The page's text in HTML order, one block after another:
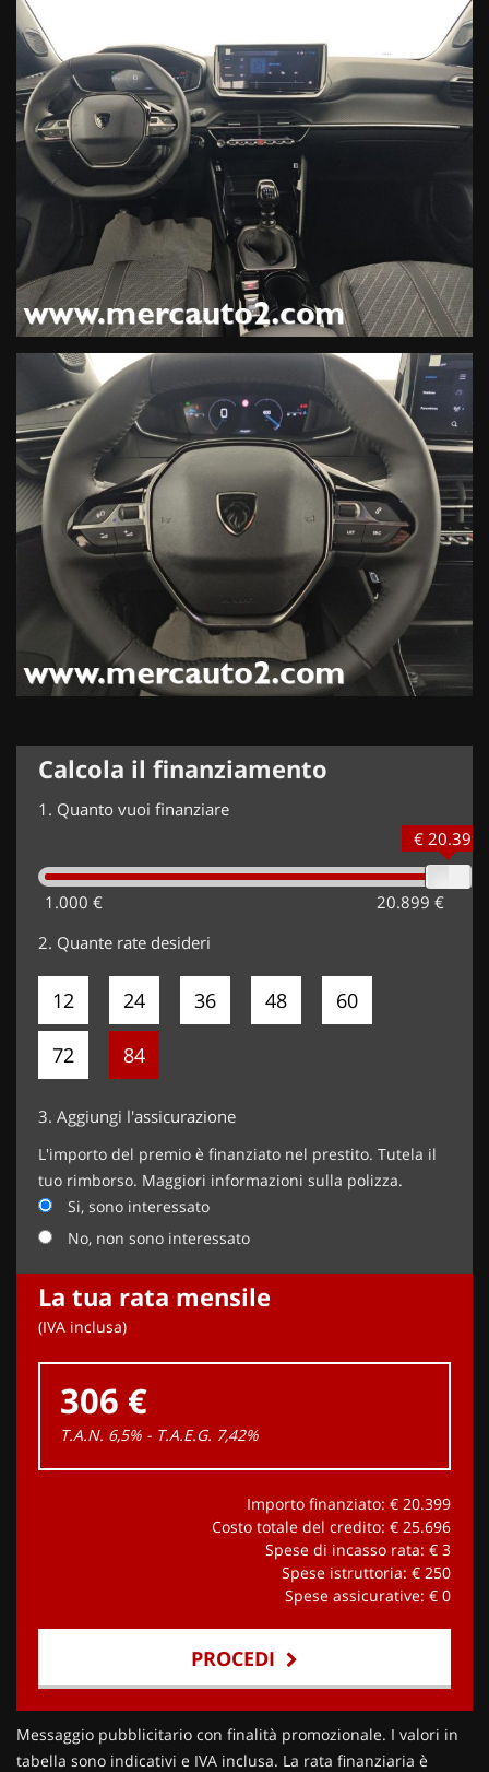
Calcola il finanziamento
1. Quanto vuoi finanziare
1.000 € 20.899 €
€ 20.399
2. Quante rate desideri
12 24 36 48 60
72 84
3. Aggiungi l'assicurazione
L'importo del premio è finanziato nel prestito. Tutela il
tuo rimborso. Maggiori informazioni sulla polizza.
Si, sono interessato
No, non sono interessato
La tua rata mensile
(IVA inclusa)
306 €
T.A.N. 6,5% - T.A.E.G. 7,42%
Importo finanziato: € 20.399
Costo totale del credito: € 25.696
Spese di incasso rata: € 3
Spese istruttoria: € 250
Spese assicurative: € 0
PROCEDI
Contattaci
Messaggio pubblicitario con finalità promozionale. I valori in
tabella sono indicativi e IVA inclusa. La rata finanziaria è